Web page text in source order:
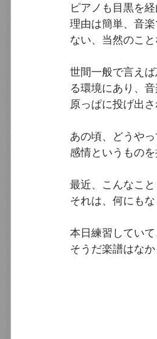
ピアノも目黒を
理由は簡単、音
ない、当然のこ
世間一般で言え
る環境にあり、
原っぱに投げ出
あの頃、どうや
感情というもの
最近、こんなこ
それは、何にも
本日練習してい
そうだ楽譜はなか